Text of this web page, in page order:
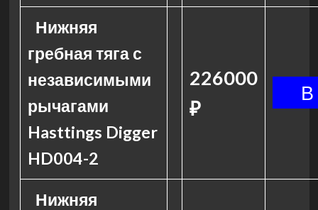
Нижняя
гребная тяга с
независимыми
рычагами
Hasttings Digger
HD004-2
226000
₽
Нижняя